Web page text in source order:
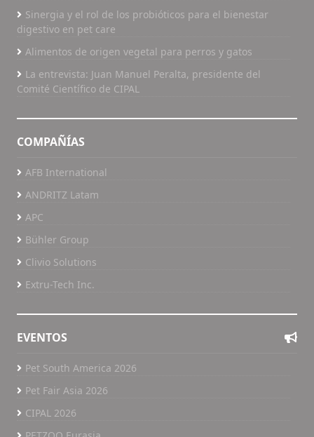
Sinergia y el rol de los probióticos para el bienestar
digestivo en pet care
Alimentos de origen vegetal para perros y gatos
La entrevista: Juan Manuel Peralta, presidente del
Comité Científico de CIPAL
COMPAÑÍAS
AFB International
ANDRITZ Latam
APC
Bühler Group
Clivio Solutions
Extru-Tech Inc.
EVENTOS
Pet South America 2026
Pet Fair Asia 2026
CIPAL 2026